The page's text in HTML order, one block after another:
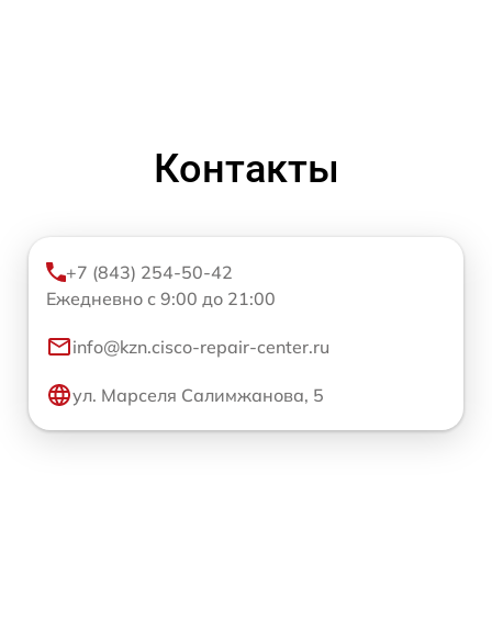
Контакты
+7 (843) 254-50-42
Ежедневно с 9:00 до 21:00
info@kzn.cisco-repair-center.ru
ул. Марселя Салимжанова, 5